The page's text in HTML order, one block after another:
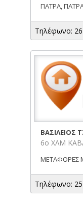
ΠΑΤΡΑ,
Τηλέφωνο:
ΒΑΣΙΛΕΙΟΣ
6ο ΧΛΜ
ΜΕΤΑΦΟΡΕΣ
Τηλέφωνο: